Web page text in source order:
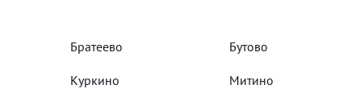
Братеево Бутово
Куркино Митино